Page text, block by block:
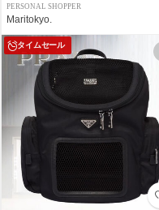
PERSONAL SHOPPER
Maritokyo.
タイムセール